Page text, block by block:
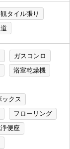
タイル張り
ガスコンロ
浴室乾燥機
ックス
フローリング
便座